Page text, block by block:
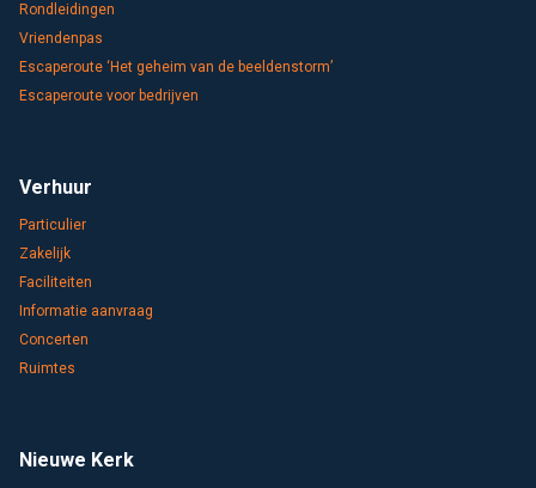
Rondleidingen
Vriendenpas
Escaperoute ‘Het geheim van de beeldenstorm’
Escaperoute voor bedrijven
Verhuur
Particulier
Zakelijk
Faciliteiten
Informatie aanvraag
Concerten
Ruimtes
Nieuwe Kerk